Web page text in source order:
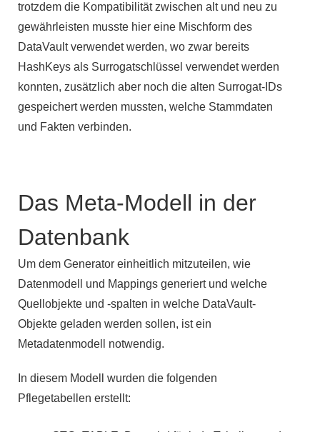
trotzdem die Kompatibilität zwischen alt und neu zu
gewährleisten musste hier eine Mischform des
DataVault verwendet werden, wo zwar bereits
HashKeys als Surrogatschlüssel verwendet werden
konnten, zusätzlich aber noch die alten Surrogat-IDs
gespeichert werden mussten, welche Stammdaten
und Fakten verbinden.
Das Meta-Modell in der
Datenbank
Um dem Generator einheitlich mitzuteilen, wie
Datenmodell und Mappings generiert und welche
Quellobjekte und -spalten in welche DataVault-
Objekte geladen werden sollen, ist ein
Metadatenmodell notwendig.
In diesem Modell wurden die folgenden
Pflegetabellen erstellt: